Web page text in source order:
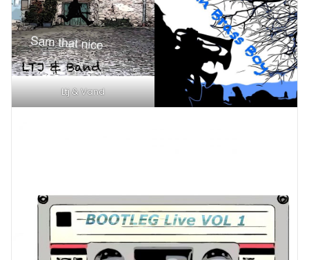
Ltj & Vand